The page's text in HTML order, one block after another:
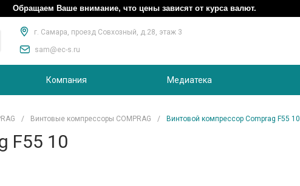
Обращаем Ваше внимание, что цены зависят от курса валют.
г. Самара, проезд Совхозный, д.28, этаж 3
sam@ec-s.ru
Компания Медиатека
/ Винтовые компрессоры COMPRAG / Винтовой компрессор Comprag F55 10
F55 10